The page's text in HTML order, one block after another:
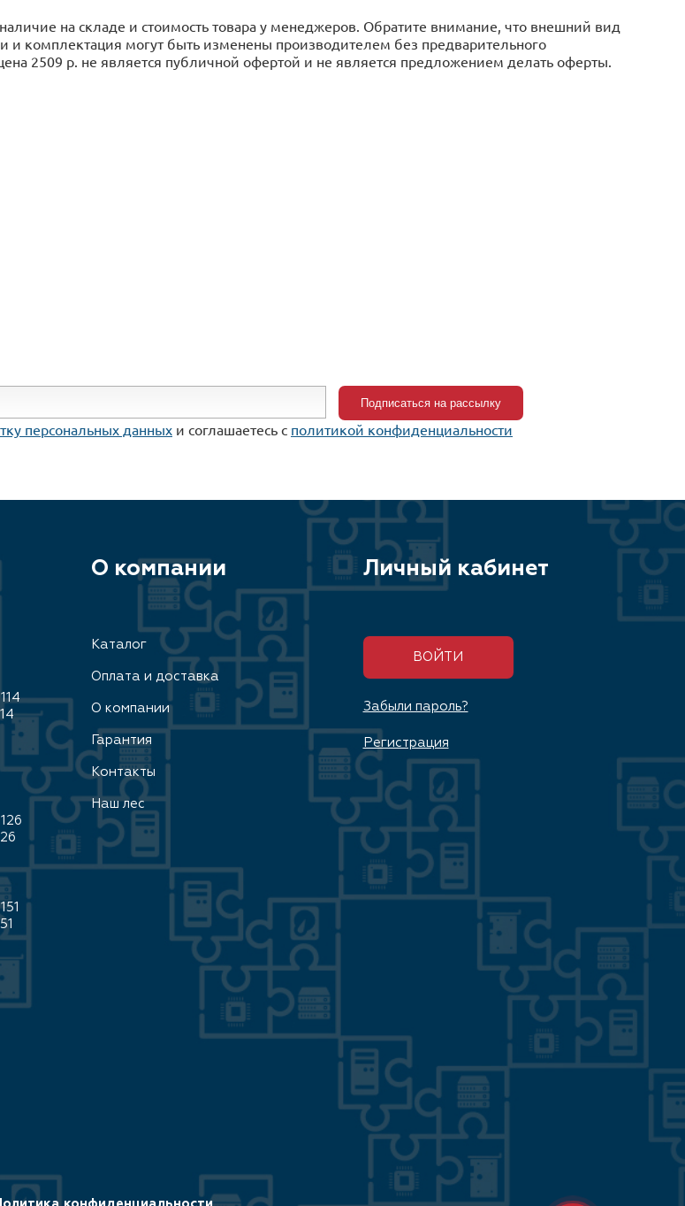
на складе и стоимость товара у менеджеров. Обратите внимание, что внешний вид
и комплектация могут быть изменены производителем без предварительного
2509 р. не является публичной офертой и не является предложением делать оферты.
персональных данных и соглашаетесь c политикой конфиденциальности
О компании
Каталог
Оплата и доставка
О компании
Гарантия
Контакты
Наш лес
Личный кабинет
ВОЙТИ
Забыли пароль?
Регистрация